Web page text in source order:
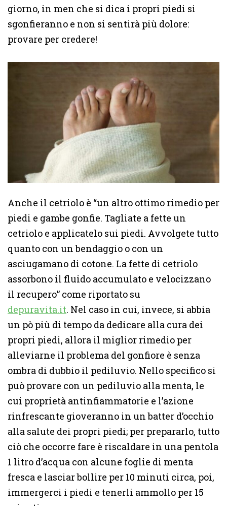
giorno, in men che si dica i propri piedi si
sgonfieranno e non si sentirà più dolore:
provare per credere!
Anche il cetriolo è “un altro ottimo rimedio per
piedi e gambe gonfie. Tagliate a fette un
cetriolo e applicatelo sui piedi. Avvolgete tutto
quanto con un bendaggio o con un
asciugamano di cotone. La fette di cetriolo
assorbono il fluido accumulato e velocizzano
il recupero” come riportato su
depuravita.it. Nel caso in cui, invece, si abbia
un pò più di tempo da dedicare alla cura dei
propri piedi, allora il miglior rimedio per
alleviarne il problema del gonfiore è senza
ombra di dubbio il pediluvio. Nello specifico si
può provare con un pediluvio alla menta, le
cui proprietà antinfiammatorie e l’azione
rinfrescante gioveranno in un batter d’occhio
alla salute dei propri piedi; per prepararlo, tutto
ciò che occorre fare è riscaldare in una pentola
1 litro d’acqua con alcune foglie di menta
fresca e lasciar bollire per 10 minuti circa, poi,
immergerci i piedi e tenerli ammollo per 15